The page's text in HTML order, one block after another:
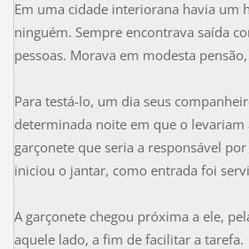
Em uma cidade interiorana havia um
ninguém. Sempre encontrava saída
pessoas. Morava em modesta
Para testá-lo, um dia seus
determinada noite em que o
garçonete que seria a responsável
iniciou o jantar, como entrada foi
A garçonete chegou próxima a ele,
aquele lado, a fim de facilitar a